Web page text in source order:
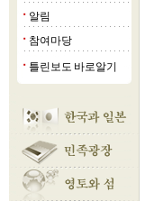
■ 알림
■ 참여마당
■ 틀린보도 바로알기